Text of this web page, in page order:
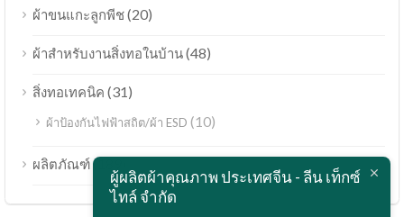
ผ้าขนแกะลูกพีช(20)
ผ้าสำหรับงานสิ่งทอในบ้าน(48)
สิ่งทอเทคนิค (31)
ผ้าป้องกันไฟฟ้าสถิต/ผ้า ESD (10)
ผลิตภัณฑ์(189)
ผู้ผลิตผ้าคุณภาพ ประเทศจีน - ลีน เท็กซ์
ไทล์ จำกัด
Bahasa Indonesia